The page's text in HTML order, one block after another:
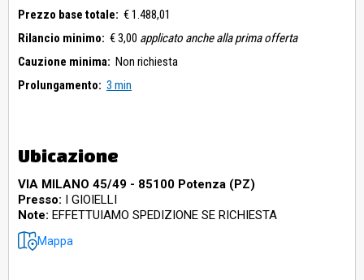
Prezzo base totale: € 1.488,01
Rilancio minimo: € 3,00 applicato anche alla prima offerta
Cauzione minima: Non richiesta
Prolungamento: 3 min
Ubicazione
VIA MILANO 45/49 - 85100 Potenza (PZ)
Presso: I GIOIELLI
Note: EFFETTUIAMO SPEDIZIONE SE RICHIESTA
Mappa